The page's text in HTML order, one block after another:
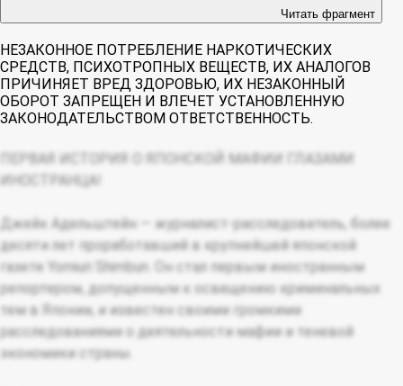
Читать фрагмент
НЕЗАКОННОЕ ПОТРЕБЛЕНИЕ НАРКОТИЧЕСКИХ
СРЕДСТВ, ПСИХОТРОПНЫХ ВЕЩЕСТВ, ИХ АНАЛОГОВ
ПРИЧИНЯЕТ ВРЕД ЗДОРОВЬЮ, ИХ НЕЗАКОННЫЙ
ОБОРОТ ЗАПРЕЩЕН И ВЛЕЧЕТ УСТАНОВЛЕННУЮ
ЗАКОНОДАТЕЛЬСТВОМ ОТВЕТСТВЕННОСТЬ.
ПЕРВАЯ ИСТОРИЯ О ЯПОНСКОЙ МАФИИ ГЛАЗАМИ
ИНОСТРАНЦА!
Джейк Адельштейн — журналист-расследователь, более
десяти лет проработавший в крупнейшей японской
газете Yomiuri Shimbun. Он стал первым иностранным
репортером, допущенным к освещению криминальных
тем в Японии, и известен своими громкими
расследованиями о деятельности мафии и теневой
экономики страны.